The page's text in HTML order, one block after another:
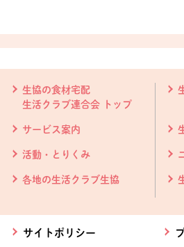
生協の食材宅配
生活クラブ連合会 トップ
サービス案内
活動・とりくみ
各地の生活クラブ生協
サイトポリシー